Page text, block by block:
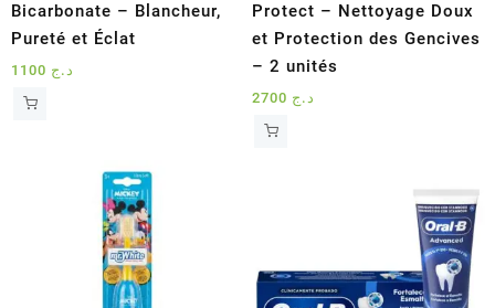
Bicarbonate – Blancheur,
Pureté et Éclat
د.ج
Protect – Nettoyage Doux
et Protection des Gencives
– 2 unités
د.ج